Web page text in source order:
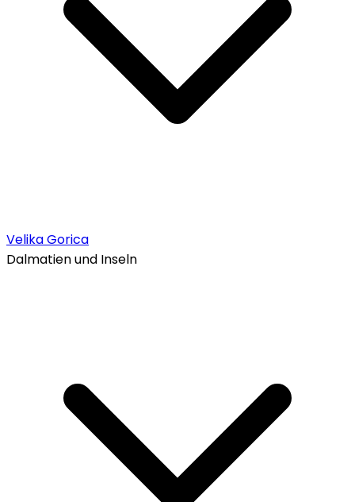
Velika Gorica
Dalmatien und Inseln